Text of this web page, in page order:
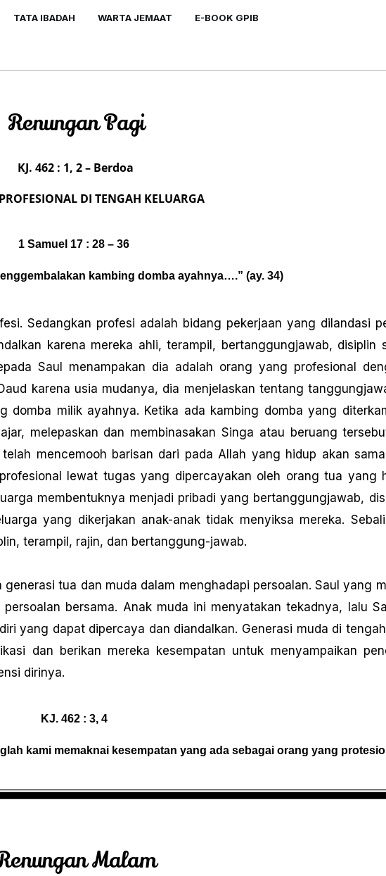
TATA IBADAH WARTA JEMAAT E-BOOK GPIB
Renungan Pagi
KJ. 462 : 1, 2 – Berdoa
DI TENGAH KELUARGA
1 Samuel 17 : 28 – 36
kambing domba ayahnya….” (ay. 34)
Sedangkan profesi adalah bidang pekerjaan yang dilandasi
karena mereka ahli, terampil, bertanggungjawab, disiplin
Saul menampakan dia adalah orang yang profesional
karena usia mudanya, dia menjelaskan tentang
domba milik ayahnya. Ketika ada kambing domba yang
melepaskan dan membinasakan Singa atau beruang
mencemooh barisan dari pada Allah yang hidup akan
lewat tugas yang dipercayakan oleh orang tua yang
membentuknya menjadi pribadi yang bertanggungjawab,
yang dikerjakan anak-anak tidak menyiksa mereka.
terampil, rajin, dan bertanggung-jawab.
tua dan muda dalam menghadapi persoalan. Saul yang
bersama. Anak muda ini menyatakan tekadnya, lalu
yang dapat dipercaya dan diandalkan. Generasi muda di
dan berikan mereka kesempatan untuk menyampaikan
dirinya.
KJ. 462 : 3, 4
kami memaknai kesempatan yang ada sebagai orang yang
Malam